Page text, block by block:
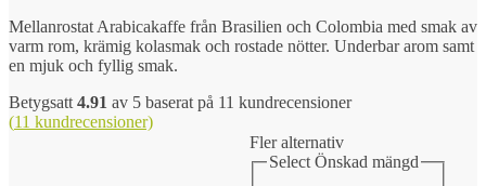
Mellanrostat Arabicakaffe från Brasilien och Colombia med smak av
varm rom, krämig kolasmak och rostade nötter. Underbar arom samt
en mjuk och fyllig smak.
Betygsatt 4.91 av 5 baserat på 11 kundrecensioner
(11 kundrecensioner)
Fler alternativ
Select Önskad mängd